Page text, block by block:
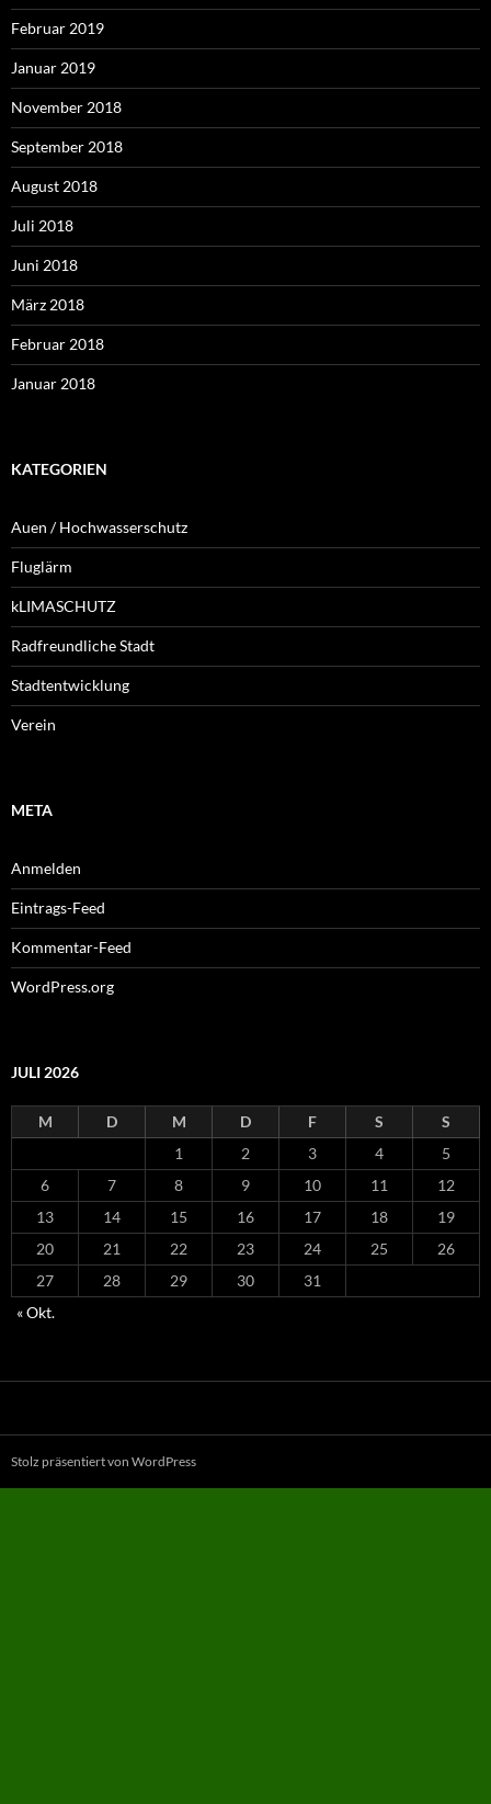
Februar 2019
Januar 2019
November 2018
September 2018
August 2018
Juli 2018
Juni 2018
März 2018
Februar 2018
Januar 2018
KATEGORIEN
Auen / Hochwasserschutz
Fluglärm
kLIMASCHUTZ
Radfreundliche Stadt
Stadtentwicklung
Verein
META
Anmelden
Eintrags-Feed
Kommentar-Feed
WordPress.org
JULI 2026
M D M D F S
S
1
2 3 4
5
6
7 8 9 10 11
12
13
14 15 16 17 18
19
20
21 22 23 24 25
26
27
28 29 30
31
« Okt.
Stolz präsentiert von WordPress